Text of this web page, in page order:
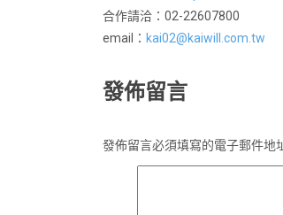
合作請洽：02-22607800
email： kai02@kaiwill.com.tw
發佈留言
發佈留言必須填寫的電子郵件地